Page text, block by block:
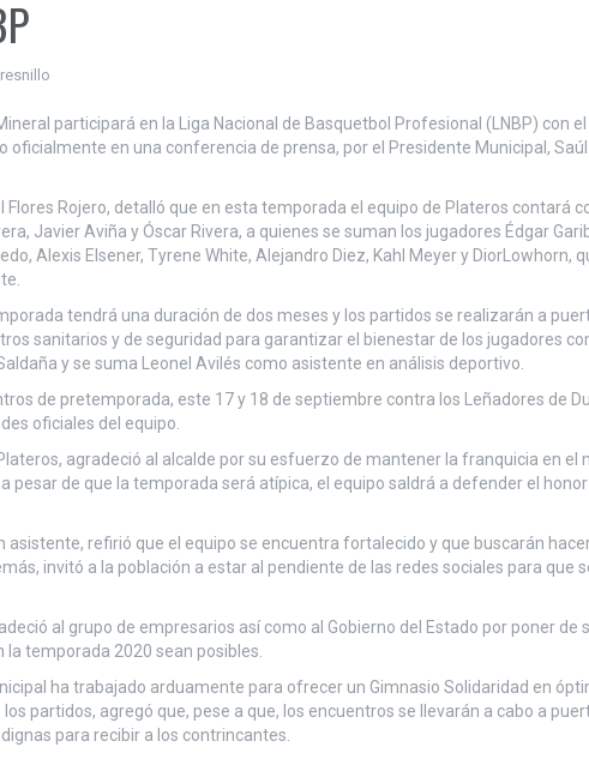
participará en la Liga Nacional de Basquetbol Profesional (LNBP) con
oficialmente en una conferencia de prensa, por el Presidente Municipal,
Flores Rojero, detalló que en esta temporada el equipo de Plateros contará
Javier Aviña y Óscar Rivera, a quienes se suman los jugadores Édgar
Alexis Elsener, Tyrene White, Alejandro Diez, Kahl Meyer y DiorLowhorn,
tendrá una duración de dos meses y los partidos se realizarán a
sanitarios y de seguridad para garantizar el bienestar de los jugadores
y se suma Leonel Avilés como asistente en análisis deportivo.
de pretemporada, este 17 y 18 de septiembre contra los Leñadores de
oficiales del equipo.
agradeció al alcalde por su esfuerzo de mantener la franquicia en el
pesar de que la temporada será atípica, el equipo saldrá a defender el
asistente, refirió que el equipo se encuentra fortalecido y que buscarán
invitó a la población a estar al pendiente de las redes sociales para que
al grupo de empresarios así como al Gobierno del Estado por poner de
temporada 2020 sean posibles.
ha trabajado arduamente para ofrecer un Gimnasio Solidaridad en
partidos, agregó que, pese a que, los encuentros se llevarán a cabo a
para recibir a los contrincantes.